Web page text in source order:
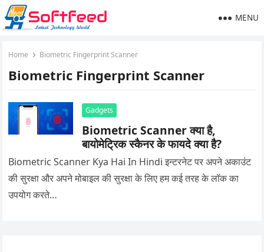
MENU
Home Biometric Fingerprint Scanner
Biometric Fingerprint Scanner
Gadgets
Biometric Scanner क्या है,
बायोमेट्रिक स्कैनर के फायदे क्या है?
Biometric Scanner Kya Hai In Hindi इन्टरनेट पर अपने अकाउंट
की सुरक्षा और अपने मोबाइल की सुरक्षा के लिए हम कई तरह के लॉक का
उपयोग करते…